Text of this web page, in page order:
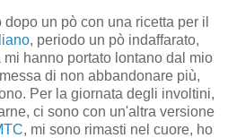
un pò con una ricetta per il
, periodo un pò indaffarato,
hanno portato lontano dal mio
di non abbandonare più,
Per la giornata degli involtini,
ci sono con un'altra versione
, mi sono rimasti nel cuore, ho